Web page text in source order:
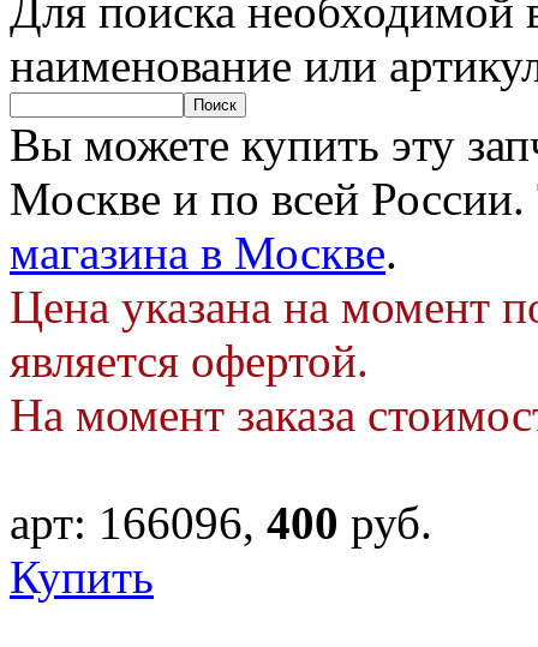
Для поиска необходимой
наименование или
Вы можете купить эту
Москве и по всей
магазина в Москве.
Цена указана на момент
является офертой.
На момент заказа
арт: 166096, 400 руб.
Купить